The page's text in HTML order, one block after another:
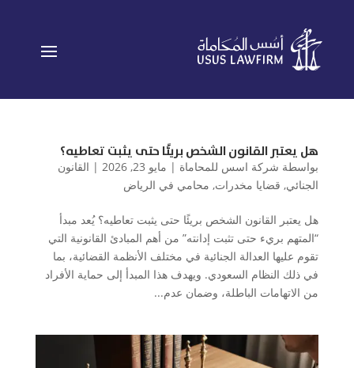
هل يعتبر القانون الشخص بريئًا حتى يثبت تعاطيه؟
بواسطة شركة اسس للمحاماة | مايو 23, 2026 | القانون
الجنائي, قضايا مخدرات, محامي في الرياض
هل يعتبر القانون الشخص بريئًا حتى يثبت تعاطيه؟ يُعد مبدأ
“المتهم بريء حتى تثبت إدانته” من أهم المبادئ القانونية التي
تقوم عليها العدالة الجنائية في مختلف الأنظمة القضائية، بما
في ذلك النظام السعودي. ويهدف هذا المبدأ إلى حماية الأفراد
من الاتهامات الباطلة، وضمان عدم...